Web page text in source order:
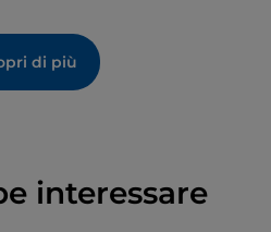
di più
interessare